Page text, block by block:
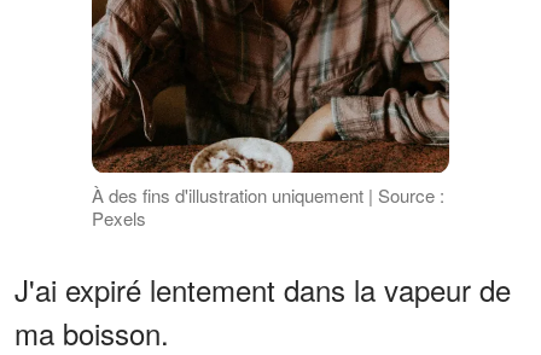
À des fins d'illustration uniquement | Source :
Pexels
J'ai expiré lentement dans la vapeur de
ma boisson.